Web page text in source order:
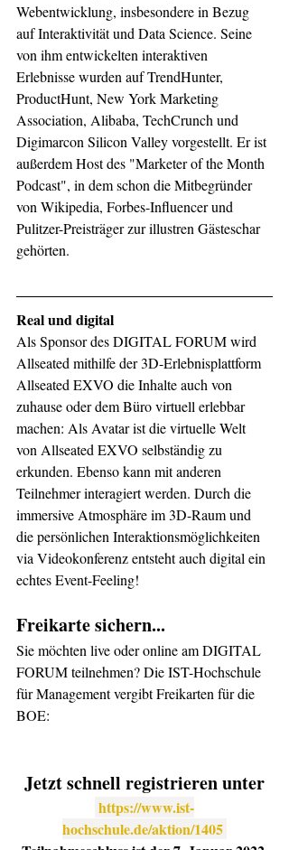
Webentwicklung, insbesondere in Bezug
auf Interaktivität und Data Science. Seine
von ihm entwickelten interaktiven
Erlebnisse wurden auf TrendHunter,
ProductHunt, New York Marketing
Association, Alibaba, TechCrunch und
Digimarcon Silicon Valley vorgestellt. Er ist
außerdem Host des "Marketer of the Month
Podcast", in dem schon die Mitbegründer
von Wikipedia, Forbes-Influencer und
Pulitzer-Preisträger zur illustren Gästeschar
gehörten.
Real und digital
Als Sponsor des DIGITAL FORUM wird
Allseated mithilfe der 3D-Erlebnisplattform
Allseated EXVO die Inhalte auch von
zuhause oder dem Büro virtuell erlebbar
machen: Als Avatar ist die virtuelle Welt
von Allseated EXVO selbständig zu
erkunden. Ebenso kann mit anderen
Teilnehmer interagiert werden. Durch die
immersive Atmosphäre im 3D-Raum und
die persönlichen Interaktionsmöglichkeiten
via Videokonferenz entsteht auch digital ein
echtes Event-Feeling!
Freikarte sichern...
Sie möchten live oder online am DIGITAL
FORUM teilnehmen? Die IST-Hochschule
für Management vergibt Freikarten für die
BOE:
Jetzt schnell registrieren unter
https://www.ist-
hochschule.de/aktion/1405